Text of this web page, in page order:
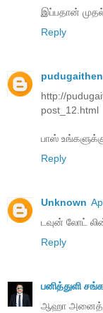
இப்பதான்
Reply
http://
post_12.html
பாஸ்
Reply
Unknown
டவுன் லோட்
Reply
பனித்துளி
ஆஹா